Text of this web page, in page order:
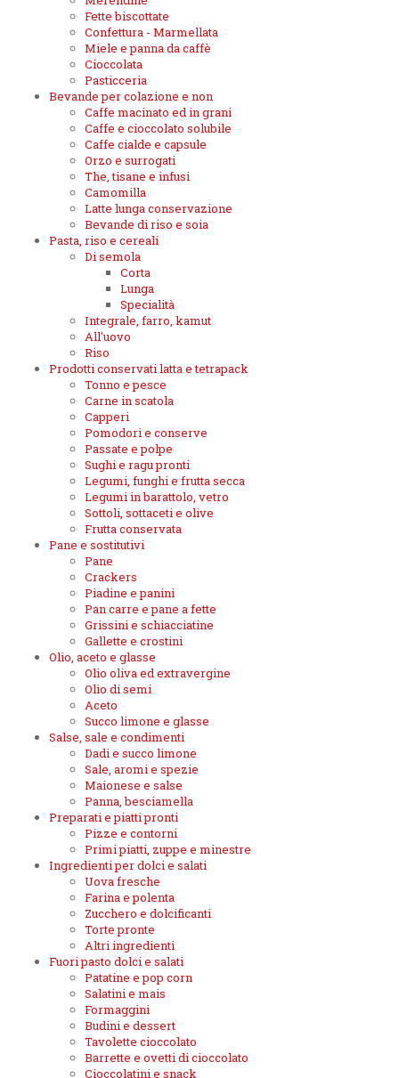
Fette biscottate
Confettura - Marmellata
Miele e panna da caffè
Cioccolata
Pasticceria
Bevande per colazione e non
Caffe macinato ed in grani
Caffe e cioccolato solubile
Caffe cialde e capsule
Orzo e surrogati
The, tisane e infusi
Camomilla
Latte lunga conservazione
Bevande di riso e soia
Pasta, riso e cereali
Di semola
Corta
Lunga
Specialità
Integrale, farro, kamut
All'uovo
Riso
Prodotti conservati latta e tetrapack
Tonno e pesce
Carne in scatola
Capperi
Pomodori e conserve
Passate e polpe
Sughi e ragu pronti
Legumi, funghi e frutta secca
Legumi in barattolo, vetro
Sottoli, sottaceti e olive
Frutta conservata
Pane e sostitutivi
Pane
Crackers
Piadine e panini
Pan carre e pane a fette
Grissini e schiacciatine
Gallette e crostini
Olio, aceto e glasse
Olio oliva ed extravergine
Olio di semi
Aceto
Succo limone e glasse
Salse, sale e condimenti
Dadi e succo limone
Sale, aromi e spezie
Maionese e salse
Panna, besciamella
Preparati e piatti pronti
Pizze e contorni
Primi piatti, zuppe e minestre
Ingredienti per dolci e salati
Uova fresche
Farina e polenta
Zucchero e dolcificanti
Torte pronte
Altri ingredienti
Fuori pasto dolci e salati
Patatine e pop corn
Salatini e mais
Formaggini
Budini e dessert
Tavolette cioccolato
Barrette e ovetti di cioccolato
Cioccolatini e snack